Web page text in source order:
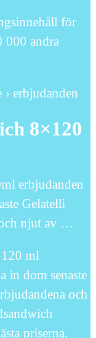
för
000 andra
erbjudanden
8×120
erbjudanden
Gelatelli
njut av …
ml
in dom senaste
och
priserna.